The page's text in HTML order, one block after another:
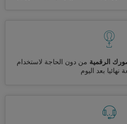
الرقمية من دون الحاجة لاستخدام
نهائيا بعد اليوم